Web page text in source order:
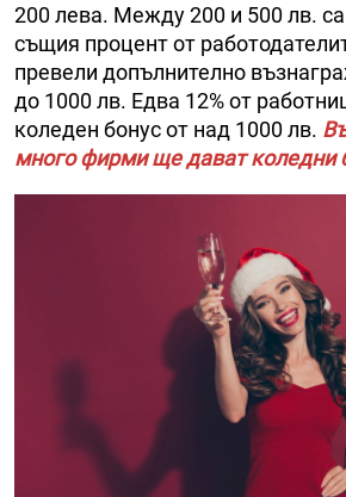
200 лева. Между 200 и 500 лв.
същия процент от
превели допълнително
до 1000 лв. Едва 12% от
коледен бонус от над 1000 лв.
много фирми ще дават коледни